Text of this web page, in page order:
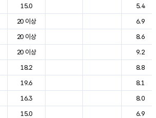
15.0
5.4
20 이상
6.9
20 이상
8.6
20 이상
9.2
18.2
8.8
19.6
8.1
16.3
8.0
15.0
6.9